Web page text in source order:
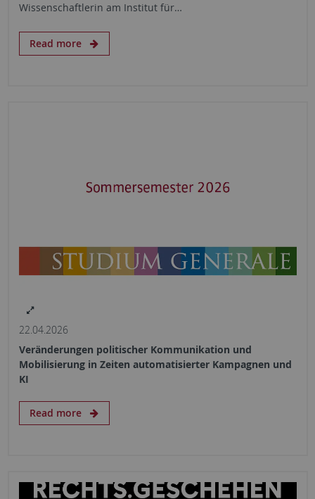
Wissenschaftlerin am Institut für…
Read more
22.04.2026
Veränderungen politischer Kommunikation und
Mobilisierung in Zeiten automatisierter Kampagnen und
KI
Read more